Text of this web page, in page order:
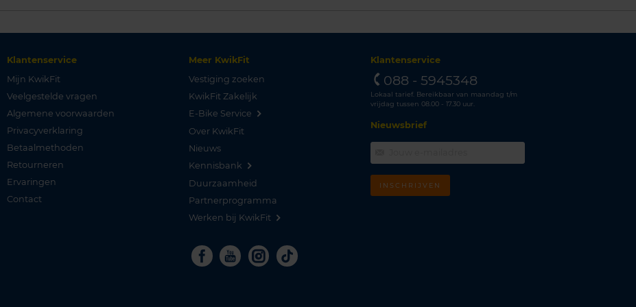
Klantenservice
Mijn KwikFit
Veelgestelde vragen
Algemene voorwaarden
Privacyverklaring
Betaalmethoden
Retourneren
Ervaringen
Contact
Meer KwikFit
Vestiging zoeken
KwikFit Zakelijk
E-Bike Service
Over KwikFit
Nieuws
Kennisbank
Duurzaamheid
Partnerprogramma
Werken bij KwikFit
Facebook
YoutubeInstagram
Tiktok
Klantenservice
088 - 5945348
Lokaal tarief. Bereikbaar van maandag t/m
vrijdag tussen 08.00 - 17.30 uur.
Nieuwsbrief
INSCHRIJVEN